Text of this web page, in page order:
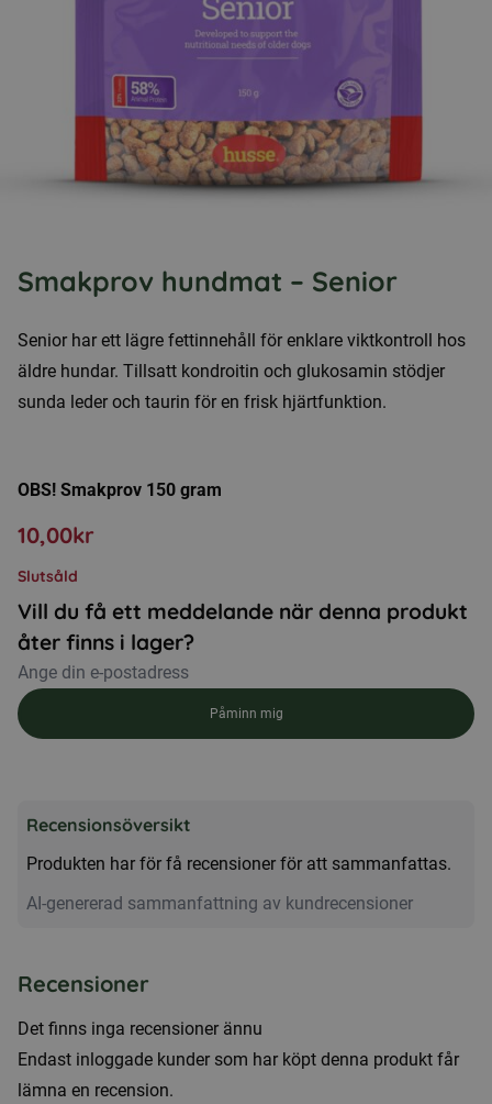
Smakprov hundmat – Senior
Senior har ett lägre fettinnehåll för enklare viktkontroll hos
äldre hundar. Tillsatt kondroitin och glukosamin stödjer
sunda leder och taurin för en frisk hjärtfunktion.
OBS! Smakprov 150 gram
10,00kr
Slutsåld
Vill du få ett meddelande när denna produkt
åter finns i lager?
Påminn mig
Recensionsöversikt
Produkten har för få recensioner för att sammanfattas.
AI-genererad sammanfattning av kundrecensioner
Recensioner
Det finns inga recensioner ännu
Endast inloggade kunder som har köpt denna produkt får
lämna en recension.